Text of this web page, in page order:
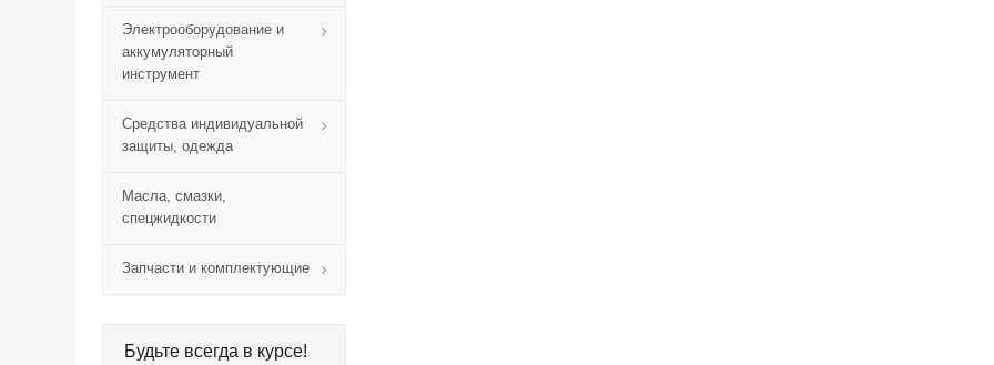
Электрооборудование и
аккумуляторный
инструмент
Средства индивидуальной
защиты, одежда
Масла, смазки,
спецжидкости
Запчасти и комплектующие
Будьте всегда в курсе!